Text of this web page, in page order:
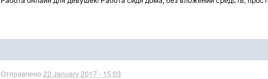
Отправлено22 January 2017 - 15:03